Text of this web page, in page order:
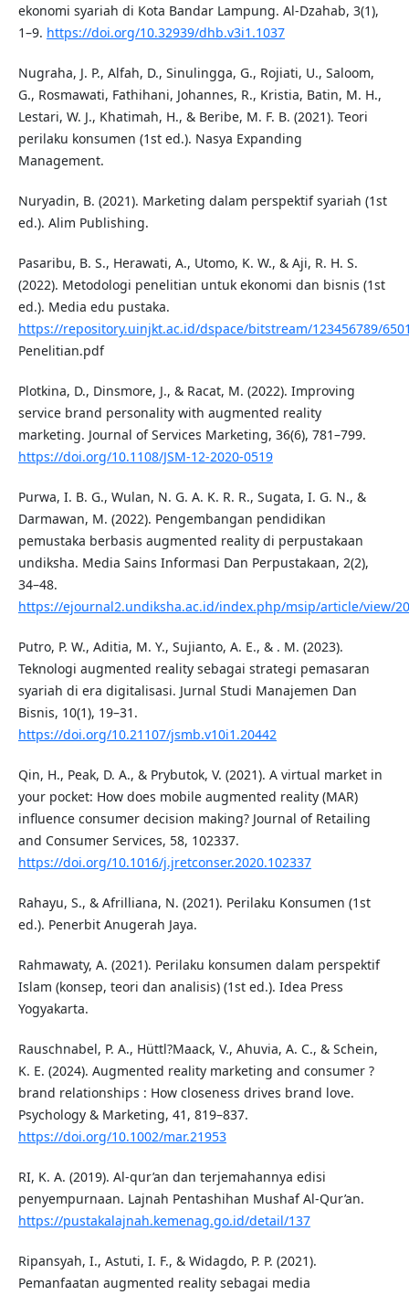
ekonomi syariah di Kota Bandar Lampung. Al-Dzahab, 3(1),
1–9. https://doi.org/10.32939/dhb.v3i1.1037
Nugraha, J. P., Alfah, D., Sinulingga, G., Rojiati, U., Saloom,
G., Rosmawati, Fathihani, Johannes, R., Kristia, Batin, M. H.,
Lestari, W. J., Khatimah, H., & Beribe, M. F. B. (2021). Teori
perilaku konsumen (1st ed.). Nasya Expanding
Management.
Nuryadin, B. (2021). Marketing dalam perspektif syariah (1st
ed.). Alim Publishing.
Pasaribu, B. S., Herawati, A., Utomo, K. W., & Aji, R. H. S.
(2022). Metodologi penelitian untuk ekonomi dan bisnis (1st
ed.). Media edu pustaka.
https://repository.uinjkt.ac.id/dspace/bitstream/123456789/
Penelitian.pdf
Plotkina, D., Dinsmore, J., & Racat, M. (2022). Improving
service brand personality with augmented reality
marketing. Journal of Services Marketing, 36(6), 781–799.
https://doi.org/10.1108/JSM-12-2020-0519
Purwa, I. B. G., Wulan, N. G. A. K. R. R., Sugata, I. G. N., &
Darmawan, M. (2022). Pengembangan pendidikan
pemustaka berbasis augmented reality di perpustakaan
undiksha. Media Sains Informasi Dan Perpustakaan, 2(2),
34–48.
https://ejournal2.undiksha.ac.id/index.php/msip/article/view/
Putro, P. W., Aditia, M. Y., Sujianto, A. E., & . M. (2023).
Teknologi augmented reality sebagai strategi pemasaran
syariah di era digitalisasi. Jurnal Studi Manajemen Dan
Bisnis, 10(1), 19–31.
https://doi.org/10.21107/jsmb.v10i1.20442
Qin, H., Peak, D. A., & Prybutok, V. (2021). A virtual market in
your pocket: How does mobile augmented reality (MAR)
influence consumer decision making? Journal of Retailing
and Consumer Services, 58, 102337.
https://doi.org/10.1016/j.jretconser.2020.102337
Rahayu, S., & Afrilliana, N. (2021). Perilaku Konsumen (1st
ed.). Penerbit Anugerah Jaya.
Rahmawaty, A. (2021). Perilaku konsumen dalam perspektif
Islam (konsep, teori dan analisis) (1st ed.). Idea Press
Yogyakarta.
Rauschnabel, P. A., Hüttl?Maack, V., Ahuvia, A. C., & Schein,
K. E. (2024). Augmented reality marketing and consumer ?
brand relationships : How closeness drives brand love.
Psychology & Marketing, 41, 819–837.
https://doi.org/10.1002/mar.21953
RI, K. A. (2019). Al-qur’an dan terjemahannya edisi
penyempurnaan. Lajnah Pentashihan Mushaf Al-Qur’an.
https://pustakalajnah.kemenag.go.id/detail/137
Ripansyah, I., Astuti, I. F., & Widagdo, P. P. (2021).
Pemanfaatan augmented reality sebagai media